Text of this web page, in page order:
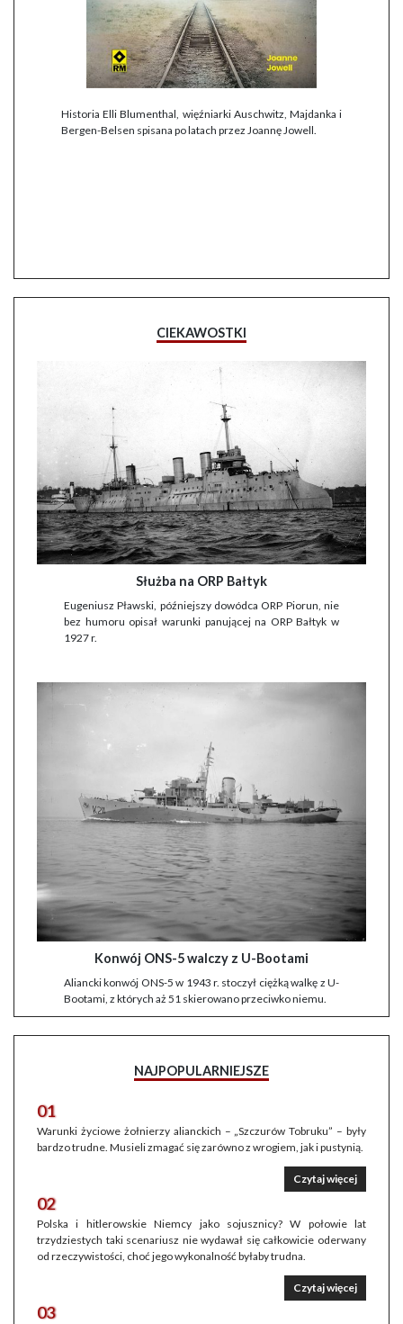
Historia Elli Blumenthal, więźniarki Auschwitz, Majdanka i
Bergen-Belsen spisana po latach przez Joannę Jowell.
CIEKAWOSTKI
Służba na ORP Bałtyk
Eugeniusz Pławski, późniejszy dowódca ORP Piorun, nie
bez humoru opisał warunki panującej na ORP Bałtyk w
1927 r.
Konwój ONS-5 walczy z U-Bootami
Aliancki konwój ONS-5 w 1943 r. stoczył ciężką walkę z U-
Bootami, z których aż 51 skierowano przeciwko niemu.
NAJPOPULARNIEJSZE
01
Warunki życiowe żołnierzy alianckich – „Szczurów Tobruku” – były
bardzo trudne. Musieli zmagać się zarówno z wrogiem, jak i pustynią.
Czytaj więcej
02
Polska i hitlerowskie Niemcy jako sojusznicy? W połowie lat
trzydziestych taki scenariusz nie wydawał się całkowicie oderwany
od rzeczywistości, choć jego wykonalność byłaby trudna.
Czytaj więcej
03